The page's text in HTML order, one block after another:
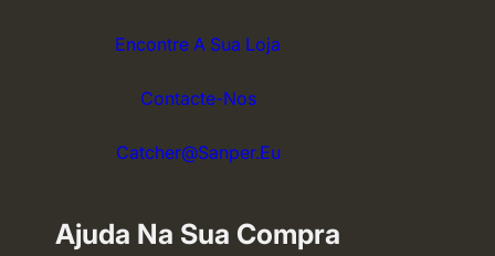
Encontre A Sua Loja
Contacte-Nos
Catcher@sanper.eu
Ajuda Na Sua Compra